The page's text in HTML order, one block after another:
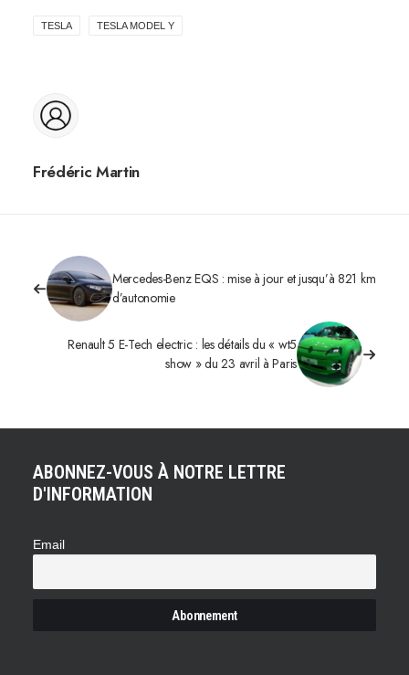
TESLA TESLA MODEL Y
Frédéric Martin
Mercedes-Benz EQS : mise à jour et jusqu’à 821 km
d’autonomie
Renault 5 E-Tech electric : les détails du « wt5
show » du 23 avril à Paris
ABONNEZ-VOUS À NOTRE LETTRE
D'INFORMATION
Email